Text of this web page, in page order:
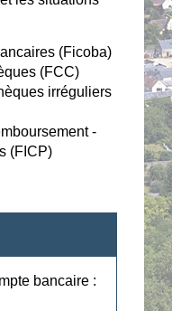
(Ficoba)
(FCC)
irréguliers
-
(FICP)
bancaire :